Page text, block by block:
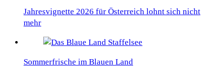
Jahresvignette 2026 für Österreich lohnt sich nicht
mehr
Sommerfrische im Blauen Land